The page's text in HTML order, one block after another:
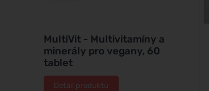
MultiVit - Multivitamíny a
minerály pro vegany, 60
tablet
Detail produktu